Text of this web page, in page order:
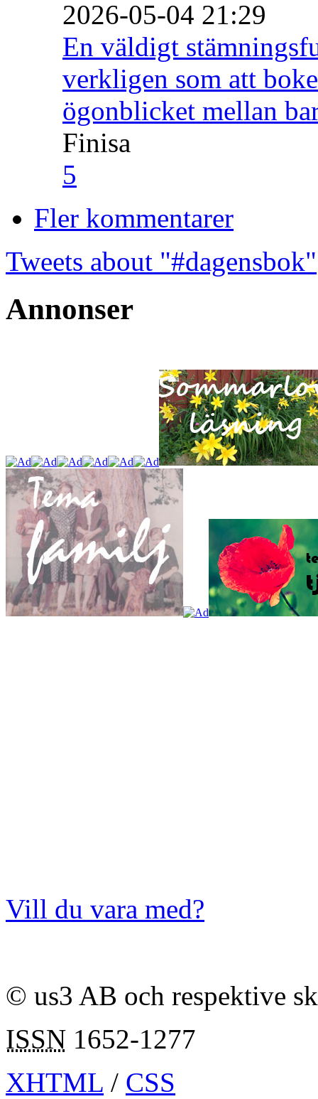
2026-05-04 21:29
En väldigt
verkligen som att
ögonblicket mellan
Finisa
5
Fler kommentarer
Tweets about "#dagensbok"
Annonser
Vill du vara med?
© us3 AB och respektive
ISSN 1652-1277
XHTML / CSS